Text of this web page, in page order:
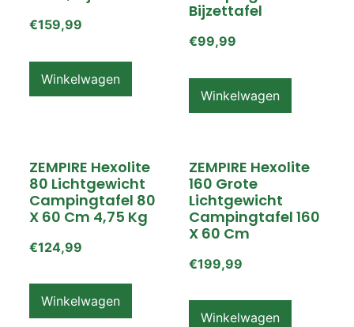
€159,99
Winkelwagen
Bijzettafel
€99,99
Winkelwagen
ZEMPIRE Hexolite
80 Lichtgewicht
Campingtafel 80
X 60 Cm 4,75 Kg
€124,99
Winkelwagen
ZEMPIRE Hexolite
160 Grote
Lichtgewicht
Campingtafel 160
X 60 Cm
€199,99
Winkelwagen